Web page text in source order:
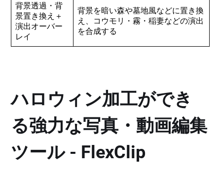
背景透過・背
景置き換え＋
演出オーバー
レイ
背景を暗い森や墓地風などに置き換
え、コウモリ・霧・稲妻などの演出
を合成する
ハロウィン加工ができ
る強力な写真・動画編集
ツール - FlexClip